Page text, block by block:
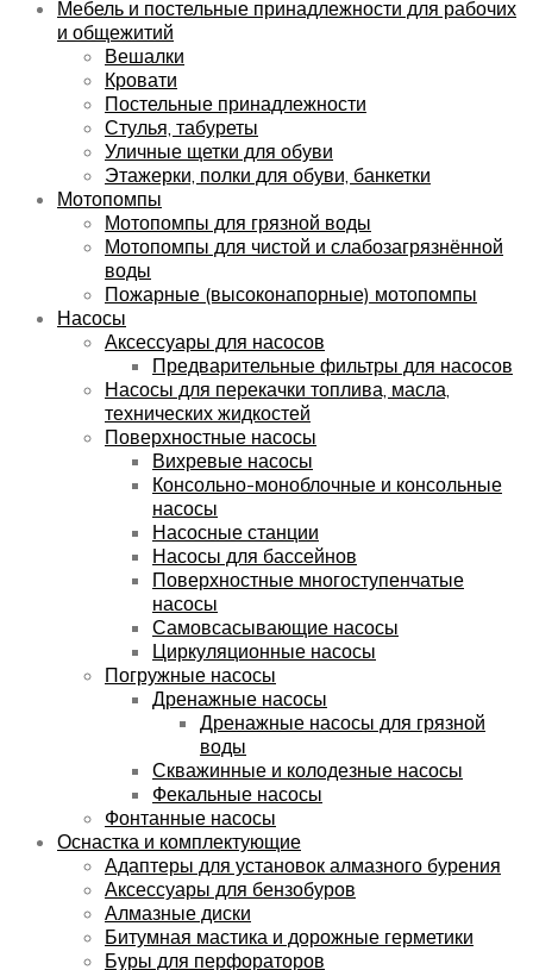
Мебель и постельные принадлежности для рабочих
и общежитий
Вешалки
Кровати
Постельные принадлежности
Стулья, табуреты
Уличные щетки для обуви
Этажерки, полки для обуви, банкетки
Мотопомпы
Мотопомпы для грязной воды
Мотопомпы для чистой и слабозагрязнённой
воды
Пожарные (высоконапорные) мотопомпы
Насосы
Аксессуары для насосов
Предварительные фильтры для насосов
Насосы для перекачки топлива, масла,
технических жидкостей
Поверхностные насосы
Вихревые насосы
Консольно-моноблочные и консольные
насосы
Насосные станции
Насосы для бассейнов
Поверхностные многоступенчатые
насосы
Самовсасывающие насосы
Циркуляционные насосы
Погружные насосы
Дренажные насосы
Дренажные насосы для грязной
воды
Скважинные и колодезные насосы
Фекальные насосы
Фонтанные насосы
Оснастка и комплектующие
Адаптеры для установок алмазного бурения
Аксессуары для бензобуров
Алмазные диски
Битумная мастика и дорожные герметики
Буры для перфораторов